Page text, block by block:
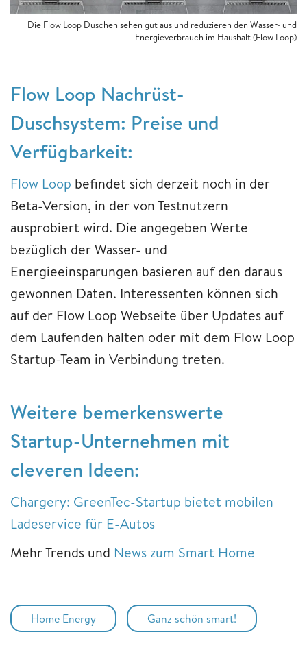
Die Flow Loop Duschen sehen gut aus und reduzieren den Wasser- und
Energieverbrauch im Haushalt (Flow Loop)
Flow Loop Nachrüst-
Duschsystem: Preise und
Verfügbarkeit:
Flow Loop befindet sich derzeit noch in der
Beta-Version, in der von Testnutzern
ausprobiert wird. Die angegeben Werte
bezüglich der Wasser- und
Energieeinsparungen basieren auf den daraus
gewonnen Daten. Interessenten können sich
auf der Flow Loop Webseite über Updates auf
dem Laufenden halten oder mit dem Flow Loop
Startup-Team in Verbindung treten.
Weitere bemerkenswerte
Startup-Unternehmen mit
cleveren Ideen:
Chargery: GreenTec-Startup bietet mobilen
Ladeservice für E-Autos
Mehr Trends und News zum Smart Home
Home Energy Ganz schön smart!